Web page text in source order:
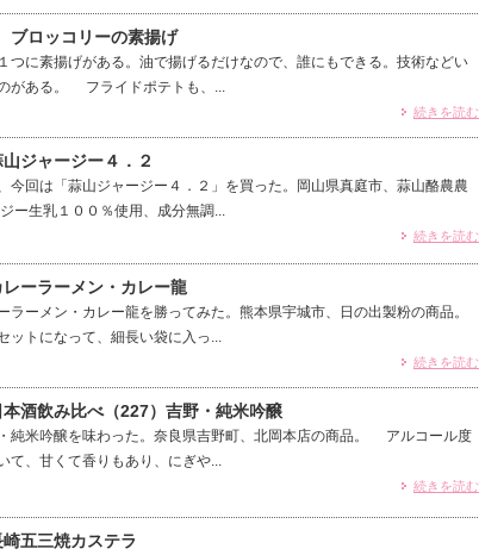
ロッコリーの素揚げ
に素揚げがある。油で揚げるだけなので、誰にもできる。技術などい
がある。 フライドポテトも、...
続きを読む
ジャージー４．２
回は「蒜山ジャージー４．２」を買った。岡山県真庭市、蒜山酪農農
生乳１００％使用、成分無調...
続きを読む
ーラーメン・カレー龍
ーメン・カレー龍を勝ってみた。熊本県宇城市、日の出製粉の商品。
トになって、細長い袋に入っ...
続きを読む
酒飲み比べ（227）吉野・純米吟醸
純米吟醸を味わった。奈良県吉野町、北岡本店の商品。 アルコール度
、甘くて香りもあり、にぎや...
続きを読む
五三焼カステラ